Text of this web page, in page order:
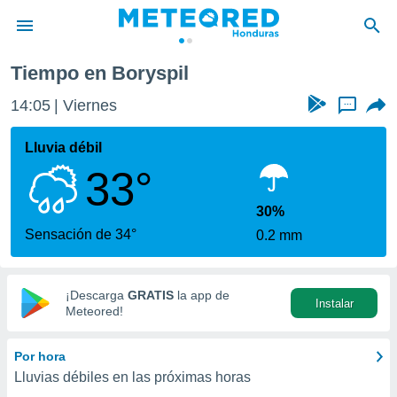
de
ha sido
para
que se
calidad.
a este
las
y
digital
basada
Tiempo en Boryspil
14:05 Viernes ...
Lluvia débil
33°
Sensación de 34°
30%
0.2 mm
¡Descarga GRATIS la app de
Meteored!
Instalar
Por hora
Lluvias débiles en las próximas horas